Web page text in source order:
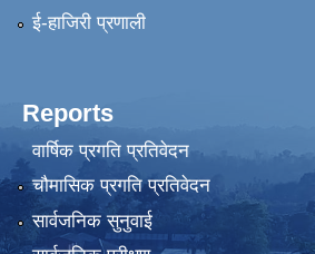
ई-हाजिरी प्रणाली
Reports
वार्षिक प्रगति प्रतिवेदन
चौमासिक प्रगति प्रतिवेदन
सार्वजनिक सुनुवाई